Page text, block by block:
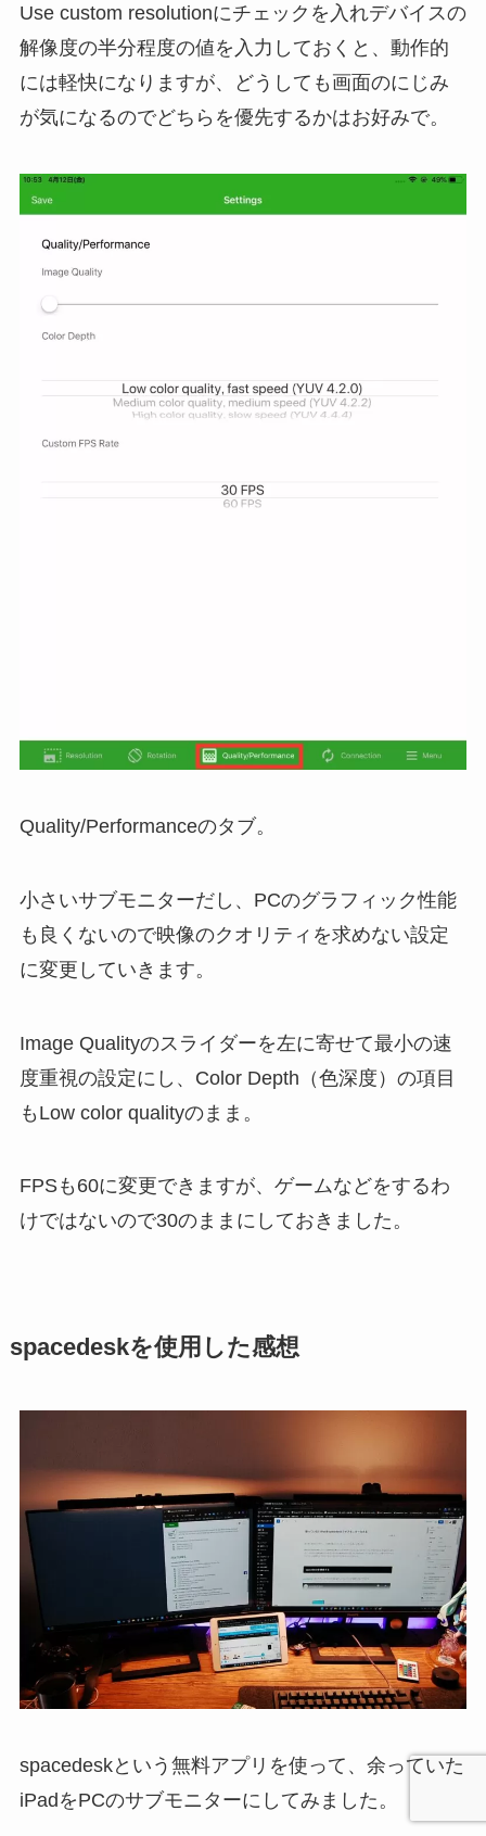
Use custom resolutionにチェックを入れデバイスの
解像度の半分程度の値を入力しておくと、動作的
には軽快になりますが、どうしても画面のにじみ
が気になるのでどちらを優先するかはお好みで。
Quality/Performanceのタブ。
小さいサブモニターだし、PCのグラフィック性能
も良くないので映像のクオリティを求めない設定
に変更していきます。
Image Qualityのスライダーを左に寄せて最小の速
度重視の設定にし、Color Depth（色深度）の項目
もLow color qualityのまま。
FPSも60に変更できますが、ゲームなどをするわ
けではないので30のままにしておきました。
spacedeskを使用した感想
spacedeskという無料アプリを使って、余っていた
iPadをPCのサブモニターにしてみました。